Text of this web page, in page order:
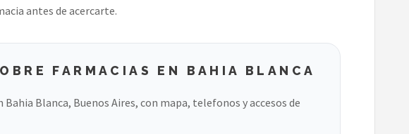
antes de acercarte.
FARMACIAS EN BAHIA BLANCA
Blanca, Buenos Aires, con mapa, telefonos y accesos de